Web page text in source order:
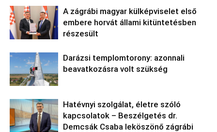
A zágrábi magyar külképviselet első
embere horvát állami kitüntetésben
részesült
Darázsi templomtorony: azonnali
beavatkozásra volt szükség
Hatévnyi szolgálat, életre szóló
kapcsolatok – Beszélgetés dr.
Demcsák Csaba leköszönő zágrábi